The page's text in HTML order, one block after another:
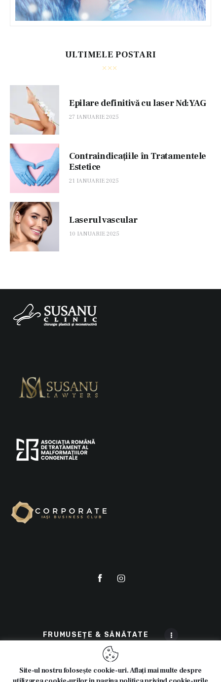
ULTIMELE POSTARI
Epilare definitivă cu laser Nd:YAG
27 IANUARIE 2025
Contraindicațiile în Tratamentele
Estetice
21 IANUARIE 2025
Laserul vascular
10 IANUARIE 2025
FRUMUSEȚE & SĂNĂTATE
Site-ul nostru folosește cookie-uri. Aflați mai multe despre